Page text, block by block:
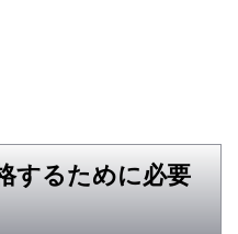
するために必要